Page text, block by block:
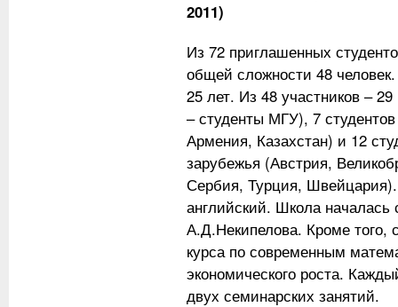
2011)
Из 72 приглашенных
общей сложности 48
25 лет. Из 48 участников –
– студенты МГУ), 7
Армения, Казахстан) и 12
зарубежья (Австрия,
Сербия, Турция,
английский. Школа
А.Д.Некипелова. Кроме того,
курса по современным
экономического роста.
двух семинарских занятий.